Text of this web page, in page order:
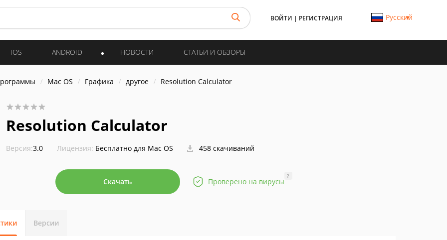
ВОЙТИ | РЕГИСТРАЦИЯ Русский
IOS ANDROID НОВОСТИ СТАТЬИ И ОБЗОРЫ
Mac OS Графика другое Resolution Calculator
Resolution Calculator
Версия:3.0 Лицензия: Бесплатно для Mac OS 458 скачиваний
Скачать Проверено на вирусы
?
Версии